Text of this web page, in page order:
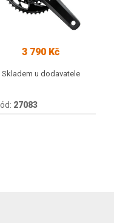
3 790 Kč
Skladem u dodavatele
27083